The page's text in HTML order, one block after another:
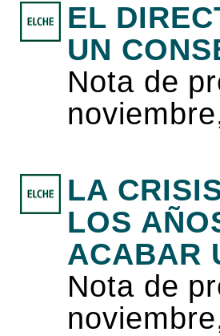
EL
UN
Nota de
LA
LOS
ACABAR
Nota de